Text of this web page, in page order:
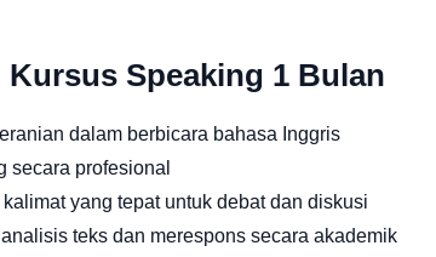
Speaking 1 Bulan
dalam berbicara bahasa Inggris
secara profesional
yang tepat untuk debat dan diskusi
teks dan merespons secara akademik